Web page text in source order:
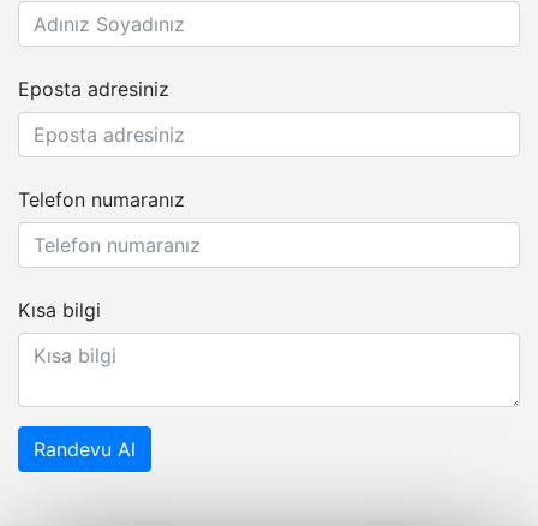
Eposta adresiniz
Telefon numaranız
Kısa bilgi
Randevu Al